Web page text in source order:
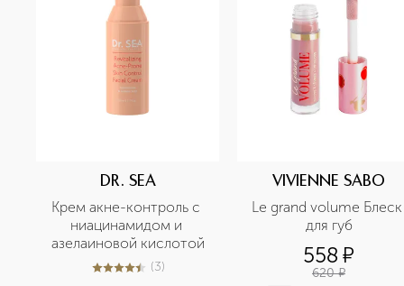
DR. SEA
Крем акне-контроль с
ниацинамидом и
азелаиновой кислотой
4.7 из53 (3)
VIVIENNE SABO
Le grand volume Блеск
для губ
558 ¤
620 ¤